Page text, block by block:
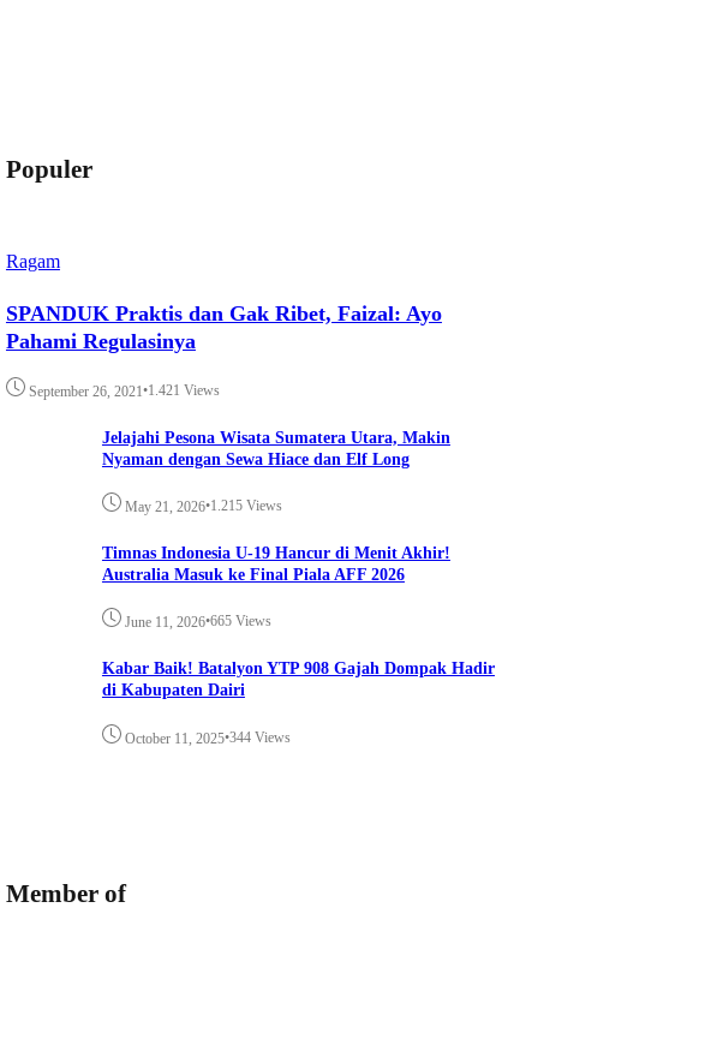
Populer
Ragam
SPANDUK Praktis dan Gak Ribet, Faizal: Ayo
Pahami Regulasinya
September 26, 2021•1.421 Views
Jelajahi Pesona Wisata Sumatera Utara, Makin
Nyaman dengan Sewa Hiace dan Elf Long
May 21, 2026•1.215 Views
Timnas Indonesia U-19 Hancur di Menit Akhir!
Australia Masuk ke Final Piala AFF 2026
June 11, 2026•665 Views
Kabar Baik! Batalyon YTP 908 Gajah Dompak Hadir
di Kabupaten Dairi
October 11, 2025•344 Views
Member of